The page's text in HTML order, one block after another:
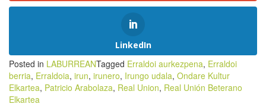
LinkedIn
Posted in LABURREANTagged Erraldoi aurkezpena, Erraldoi
berria, Erraldoia, irun, irunero, Irungo udala, Ondare Kultur
Elkartea, Patricio Arabolaza, Real Union, Real Unión Beterano
Elkartea